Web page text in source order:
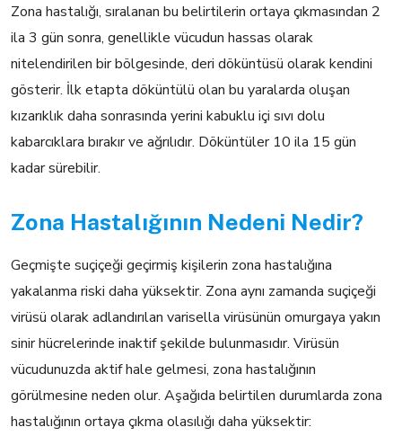
Zona hastalığı, sıralanan bu belirtilerin ortaya çıkmasından 2
ila 3 gün sonra, genellikle vücudun hassas olarak
nitelendirilen bir bölgesinde, deri döküntüsü olarak kendini
gösterir. İlk etapta döküntülü olan bu yaralarda oluşan
kızarıklık daha sonrasında yerini kabuklu içi sıvı dolu
kabarcıklara bırakır ve ağrılıdır. Döküntüler 10 ila 15 gün
kadar sürebilir.
Zona Hastalığının Nedeni Nedir?
Geçmişte suçiçeği geçirmiş kişilerin zona hastalığına
yakalanma riski daha yüksektir. Zona aynı zamanda suçiçeği
virüsü olarak adlandırılan varisella virüsünün omurgaya yakın
sinir hücrelerinde inaktif şekilde bulunmasıdır. Virüsün
vücudunuzda aktif hale gelmesi, zona hastalığının
görülmesine neden olur. Aşağıda belirtilen durumlarda zona
hastalığının ortaya çıkma olasılığı daha yüksektir: